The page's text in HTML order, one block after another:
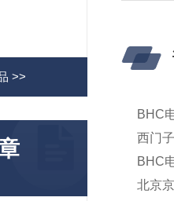
>>
BHC
西门
BHC
北京